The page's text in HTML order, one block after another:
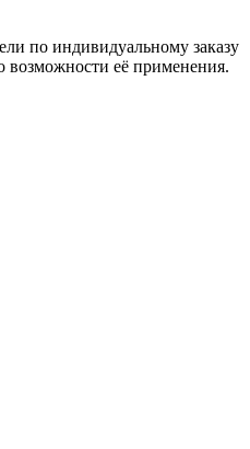
по индивидуальному заказу
возможности её применения.